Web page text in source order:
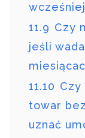
11.9 Czy
jeśli
11.10 Czy
towar
uznać